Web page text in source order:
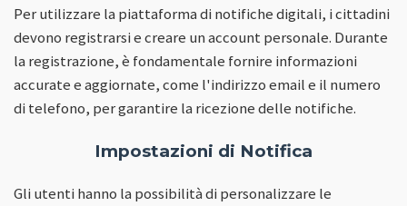
Per utilizzare la piattaforma di notifiche digitali, i cittadini
devono registrarsi e creare un account personale. Durante
la registrazione, è fondamentale fornire informazioni
accurate e aggiornate, come l'indirizzo email e il numero
di telefono, per garantire la ricezione delle notifiche.
Impostazioni di Notifica
Gli utenti hanno la possibilità di personalizzare le